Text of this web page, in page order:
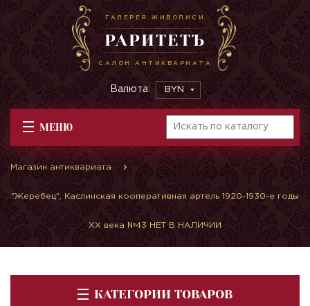
ГАЛЕРЕЯ ЖИВОПИСИ
РАРИТЕТЪ
САЛОН АНТИКВАРИАТА
Валюта: BYN
МЕНЮ
Магазин антиквариата
"Жеребец", Каслинская кооперативная артель 1920-1930-е годы
XX века №43 НЕТ В НАЛИЧИИ
КАТЕГОРИИ ТОВАРОВ